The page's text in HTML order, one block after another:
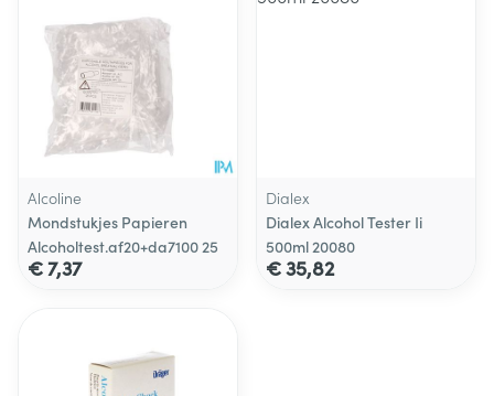
Alcoline
Mondstukjes Papieren
Alcoholtest.af20+da7100 25
€ 7,37
Dialex
Dialex Alcohol Tester Ii
500ml 20080
€ 35,82